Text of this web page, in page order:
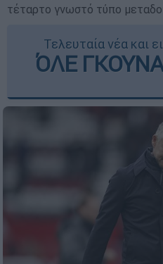
τέταρτο γνωστό τύπο
Τελευταία νέα και
ΌΛΕ